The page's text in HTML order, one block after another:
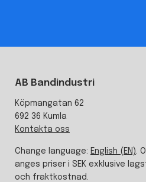
AB Bandindustri
Köpmangatan 62
692 36 Kumla
Kontakta oss
Change language: English (EN) .
anges priser i SEK exklusive
och fraktkostnad.